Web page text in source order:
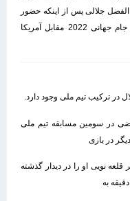
جلالی پس از اینکه حضور
تعویضی در سومین مسابقه تیم ملی ایران در جام جهانی 2022 مقابل آمریکا
در ترکیب تیم ملی وجود دارد.
در سومین مسابقه تیم ملی
نویی او را در دیدار گذشته